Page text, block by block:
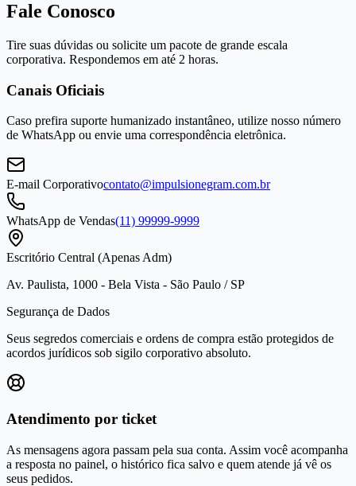
Fale Conosco
Tire suas dúvidas ou solicite um pacote de grande escala
corporativa. Respondemos em até 2 horas.
Canais Oficiais
Caso prefira suporte humanizado instantâneo, utilize nosso número
de WhatsApp ou envie uma correspondência eletrônica.
E-mail Corporativocontato@impulsionegram.com.br
WhatsApp de Vendas(11) 99999-9999
Escritório Central (Apenas Adm)
Av. Paulista, 1000 - Bela Vista - São Paulo / SP
Segurança de Dados
Seus segredos comerciais e ordens de compra estão protegidos de
acordos jurídicos sob sigilo corporativo absoluto.
Atendimento por ticket
As mensagens agora passam pela sua conta. Assim você acompanha
a resposta no painel, o histórico fica salvo e quem atende já vê os
seus pedidos.